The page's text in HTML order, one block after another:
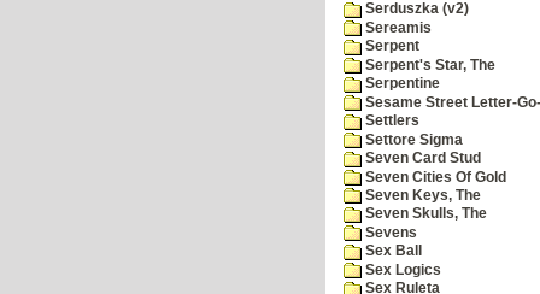
Serduszka (v2)
Sereamis
Serpent
Serpent's Star, The
Serpentine
Sesame Street Letter-
Settlers
Settore Sigma
Seven Card Stud
Seven Cities Of Gold
Seven Keys, The
Seven Skulls, The
Sevens
Sex Ball
Sex Logics
Sex Ruleta